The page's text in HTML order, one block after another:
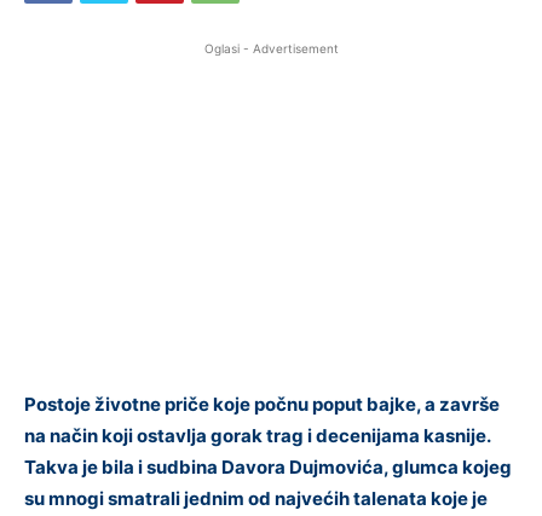
Oglasi - Advertisement
Postoje životne priče koje počnu poput bajke, a završe
na način koji ostavlja gorak trag i decenijama kasnije.
Takva je bila i sudbina Davora Dujmovića, glumca kojeg
su mnogi smatrali jednim od najvećih talenata koje je